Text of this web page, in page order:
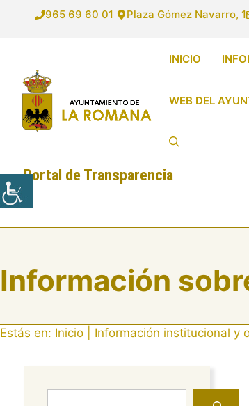
965 69 60 01 Plaza Gómez Navarro, 1
INICIO
WEB DEL
Portal de Transparencia
Información
Estás en: Inicio Información institucional y